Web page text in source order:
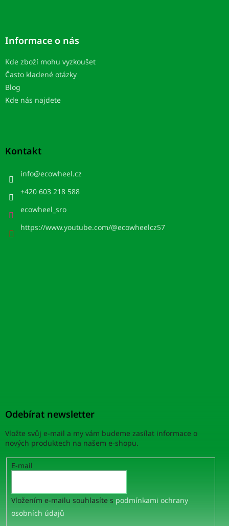
Informace o nás
Kde zboží mohu vyzkoušet
Často kladené otázky
Blog
Kde nás najdete
Kontakt
info@ecowheel.cz
+420 603 218 588
ecowheel_sro
https://www.youtube.com/@ecowheelcz57
Odebírat newsletter
Vložte svůj e-mail a my vám budeme zasílat informace o
nových produktech na našem e-shopu.
E-mail
Vložením e-mailu souhlasíte s podmínkami ochrany
osobních údajů